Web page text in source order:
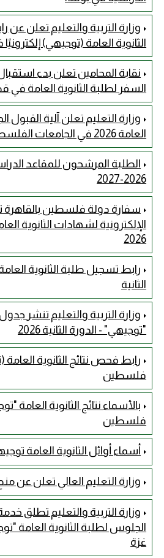
وزارة التربية والتعليم تعلن
الثانوية العامة (توجيهي)
نقابة المحامين تعلن بدء
السفر لطلبة الثانوية العامة في
وزارة التعليم تعلن آلية القبول
العامة 2026 في الجامعات الفلسطينية
الطلبة المرشحون للمقاعد
2026-2027
سفارة دولة فلسطين بالقاهرة
الإلكترونية لشهادات الثانوية
2026
الثانية
وزارة التربية والتعليم تنشر جدول
"توجيهي" - الدورة الثانية 2026
فلسطين
فلسطين
أسماء أوائل الثانوية العامة توجيهي 2008 في
وزارة التعليم العالي تعلن عن
وزارة التربية والتعليم تطلق
غزة